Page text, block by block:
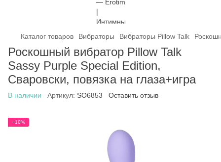
Каталог товаров Вибраторы Вибраторы Pillow Talk
Роскошный вибратор Pillow Talk
Sassy Purple Special Edition,
Сваровски, повязка на глаза+игра
В наличии Артикул: SO6853 Оставить отзыв
−10%